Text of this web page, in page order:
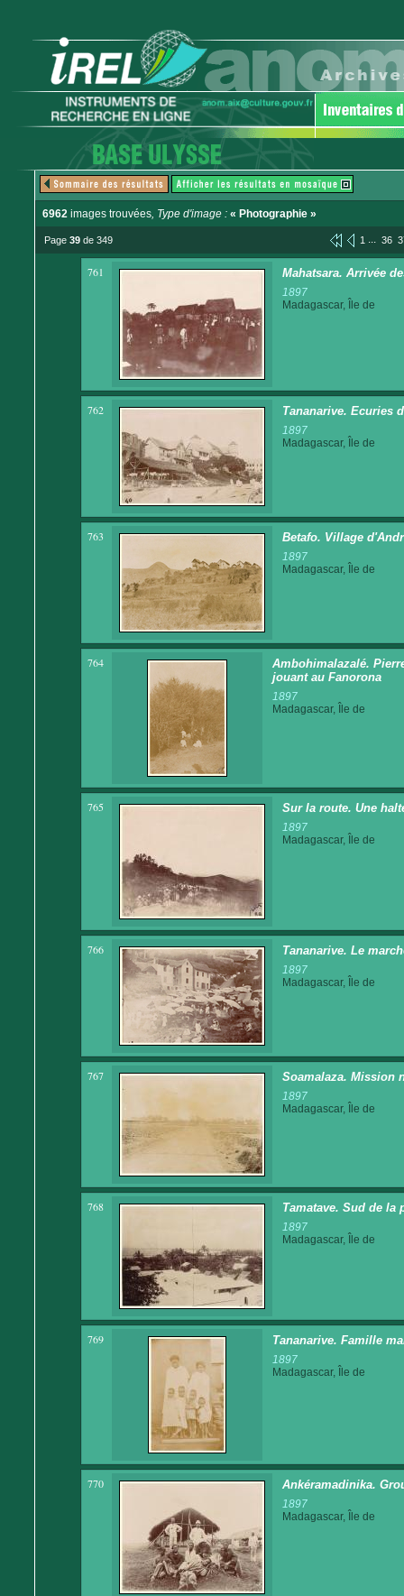
6962 images trouvées, Type d'image : « Photographie »
Page 39 de 349 1 ... 36
761 Mahatsara. Arrivée
1897
Madagascar, Île de
762 Tananarive. Ecuries
1897
Madagascar, Île de
763 Betafo. Village
1897
Madagascar, Île de
764
Ambohimalazalé.
jouant au Fanorona
1897
Madagascar, Île de
765 Sur la route. Une
1897
Madagascar, Île de
766 Tananarive. Le
1897
Madagascar, Île de
767 Soamalaza. Mission
1897
Madagascar, Île de
768 Tamatave. Sud de la
1897
Madagascar, Île de
769 Tananarive. Famille
1897
Madagascar, Île de
770 Ankéramadinika.
1897
Madagascar, Île de